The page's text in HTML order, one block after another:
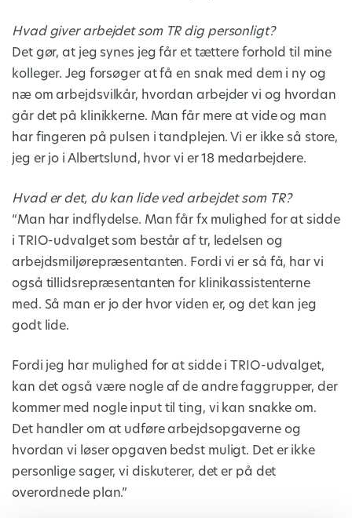
Hvad giver arbejdet som TR dig personligt?
Det gør, at jeg synes jeg får et tættere forhold til mine
kolleger. Jeg forsøger at få en snak med dem i ny og
næ om arbejdsvilkår, hvordan arbejder vi og hvordan
går det på klinikkerne. Man får mere at vide og man
har fingeren på pulsen i tandplejen. Vi er ikke så store,
jeg er jo i Albertslund, hvor vi er 18 medarbejdere.
Hvad er det, du kan lide ved arbejdet som TR?
“Man har indflydelse. Man får fx mulighed for at sidde
i TRIO-udvalget som består af tr, ledelsen og
arbejdsmiljørepræsentanten. Fordi vi er så få, har vi
også tillidsrepræsentanten for klinikassistenterne
med. Så man er jo der hvor viden er, og det kan jeg
godt lide.
Fordi jeg har mulighed for at sidde i TRIO-udvalget,
kan det også være nogle af de andre faggrupper, der
kommer med nogle input til ting, vi kan snakke om.
Det handler om at udføre arbejdsopgaverne og
hvordan vi løser opgaven bedst muligt. Det er ikke
personlige sager, vi diskuterer, det er på det
overordnede plan.”